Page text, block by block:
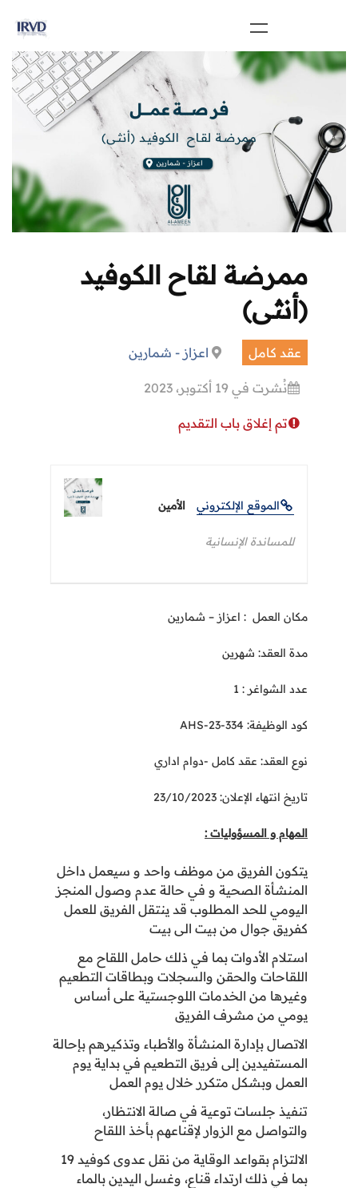
ممرضة لقاح الكوفيد
(أنثى)
عقد كامل اعزاز - شمارين
نُشرت في 19 أكتوبر، 2023
تم إغلاق باب التقديم
الموقع الإلكتروني الأمين
للمساندة الإنسانية
مكان العمل : اعزاز – شمارين
مدة العقد: شهرين
عدد الشواغر : 1
كود الوظيفة: AHS-23-334
نوع العقد: عقد كامل -دوام اداري
تاريخ انتهاء الإعلان: 23/10/2023
المهام و المسؤوليات :
يتكون الفريق من موظف واحد و سيعمل داخل
المنشأة الصحية و في حالة عدم وصول المنجز
اليومي للحد المطلوب قد ينتقل الفريق للعمل
كفريق جوال من بيت الى بيت
استلام الأدوات بما في ذلك حامل اللقاح مع
اللقاحات والحقن والسجلات وبطاقات التطعيم
وغيرها من الخدمات اللوجستية على أساس
يومي من مشرف الفريق
الاتصال بإدارة المنشأة والأطباء وتذكيرهم بإحالة
المستفيدين إلى فريق التطعيم في بداية يوم
العمل وبشكل متكرر خلال يوم العمل
تنفيذ جلسات توعية في صالة الانتظار،
والتواصل مع الزوار لإقناعهم بأخذ اللقاح
الالتزام بقواعد الوقاية من نقل عدوى كوفيد 19
بما في ذلك ارتداء قناع، وغسل اليدين بالماء